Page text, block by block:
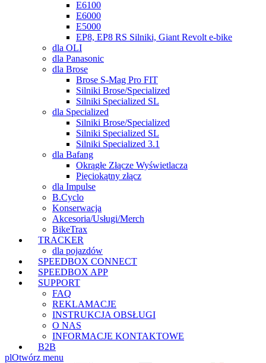
E6100
E6000
E5000
EP8, EP8 RS Silniki, Giant Revolt e-bike
dla OLI
dla Panasonic
dla Brose
Brose S-Mag Pro FIT
Silniki Brose/Specialized
Silniki Specialized SL
dla Specialized
Silniki Brose/Specialized
Silniki Specialized SL
Silniki Specialized 3.1
dla Bafang
Okrągłe Złącze Wyświetlacza
Pięciokątny złącz
dla Impulse
B.Cyclo
Konserwacja
Akcesoria/Usługi/Merch
BikeTrax
TRACKER
dla pojazdów
SPEEDBOX CONNECT
SPEEDBOX APP
SUPPORT
FAQ
REKLAMACJE
INSTRUKCJA OBSŁUGI
O NAS
INFORMACJE KONTAKTOWE
B2B
plOtwórz menu